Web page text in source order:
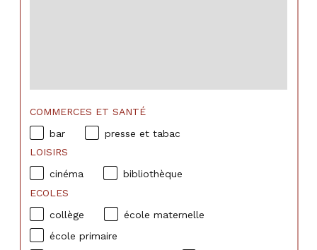
COMMERCES ET SANTÉ
bar
presse et tabac
LOISIRS
cinéma
bibliothèque
ECOLES
collège
école maternelle
école primaire